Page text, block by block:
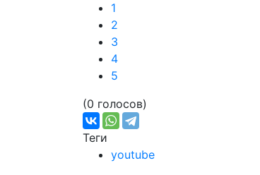
1
2
3
4
5
(0 голосов)
Теги
youtube